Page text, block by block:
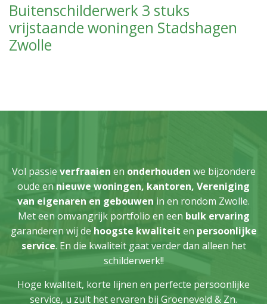
Buitenschilderwerk 3 stuks
vrijstaande woningen Stadshagen
Zwolle
Vol passie verfraaien en onderhouden we bijzondere
oude en nieuwe woningen, kantoren, Vereniging
van eigenaren en gebouwen in en rondom Zwolle.
Met een omvangrijk portfolio en een bulk ervaring
garanderen wij de hoogste kwaliteit en persoonlijke
service. En die kwaliteit gaat verder dan alleen het
schilderwerk!!
Hoge kwaliteit, korte lijnen en perfecte persoonlijke
service, u zult het ervaren bij Groeneveld & Zn.